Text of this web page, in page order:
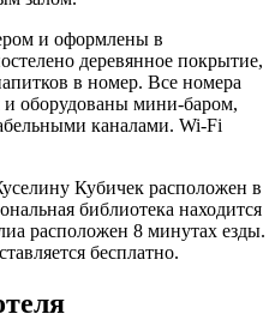
и оформлены в
деревянное покрытие,
в номер. Все номера
оборудованы мини-баром,
каналами. Wi-Fi
Кубичек расположен в
библиотека находится
расположен 8 минутах езды.
бесплатно.